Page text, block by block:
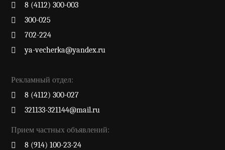
8 (4112) 300-003
300-025
702-224
ya-vecherka@yandex.ru
Рекламный отдел:
8 (4112) 300-027
321133-321144@mail.ru
Прием частных объявлений:
8 (914) 100-23-24